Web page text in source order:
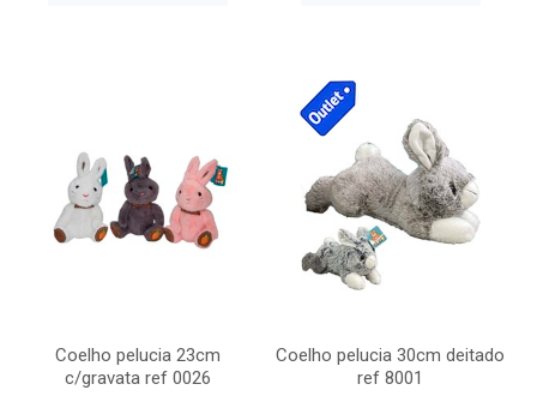
Coelho pelucia 23cm
c/gravata ref 0026
Coelho pelucia 30cm deitado
ref 8001